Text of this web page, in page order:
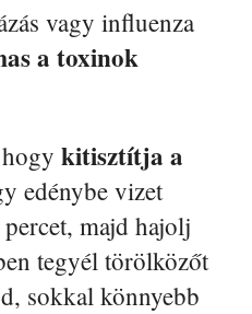
vagy influenza
a toxinok
kitisztítja a
edénybe vizet
majd hajolj
tegyél törölközőt
sokkal könnyebb